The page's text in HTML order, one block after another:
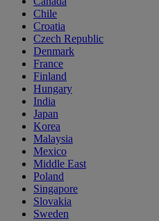
Chile
Croatia
Czech Republic
Denmark
France
Finland
Hungary
India
Japan
Korea
Malaysia
Mexico
Middle East
Poland
Singapore
Slovakia
Sweden